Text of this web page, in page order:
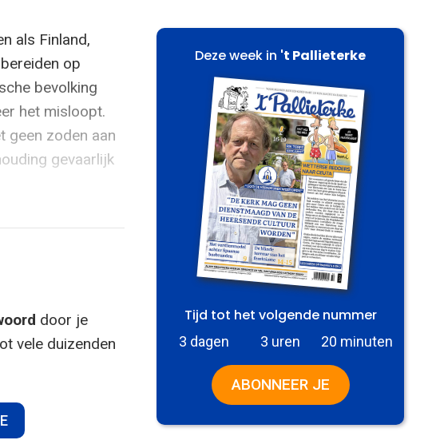
als Finland,
op
bevolking
het misloopt.
geen zoden aan
gevaarlijk
door je
vele duizenden
Deze week in 't Pallieterke
Tijd tot het volgende nummer
3 dagen 3 uren 20 minuten
ABONNEER JE